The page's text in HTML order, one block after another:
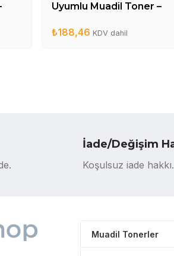
Uyumlu Muadil Toner –
₺188,46 KDV dahil
İade/Değişim
Koşulsuz iade hakkı.
Muadil Tonerler